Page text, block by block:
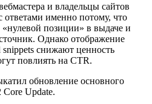
и владельцы сайтов
ответами именно потому, что
позиции» в выдаче и
Однако отображение
snippets снижают ценность
повлиять на CTR.
обновление основного
Update.